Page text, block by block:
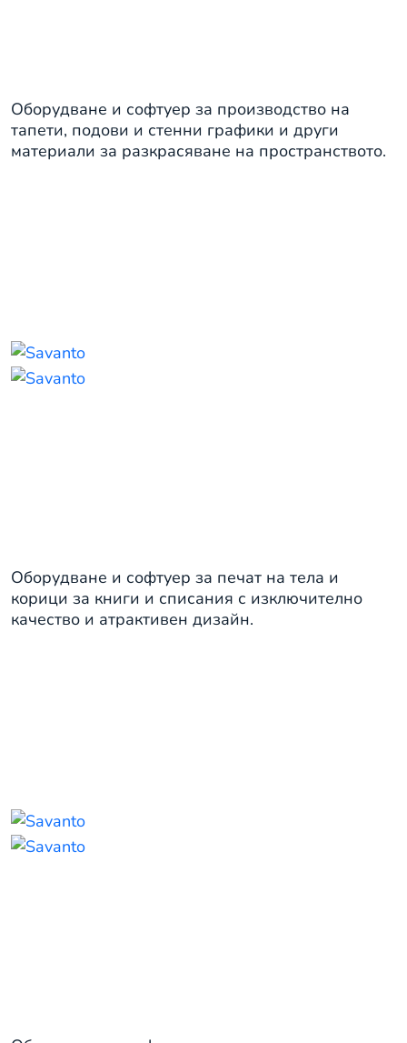
Оборудване и софтуер за производство на
тапети, подови и стенни графики и други
материали за разкрасяване на пространството.
Оборудване и софтуер за печат на тела и
корици за книги и списания с изключително
качество и атрактивен дизайн.